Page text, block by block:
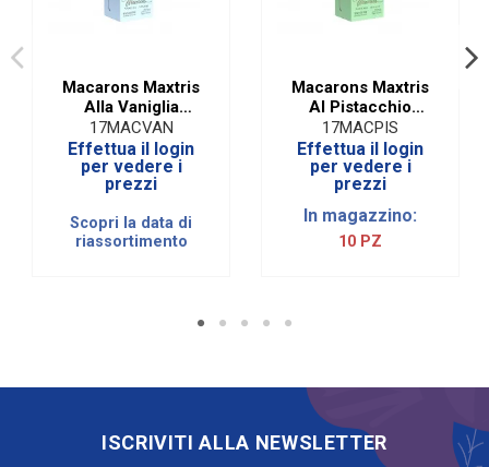
Macarons Maxtris
Alla Vaniglia
Celeste|5 PZ
17MACVAN
Effettua il login
per vedere i
prezzi
Scopri la data di
riassortimento
Macarons Maxtris
Al Pistacchio
Verde|5 PZ
17MACPIS
Effettua il login
per vedere i
prezzi
In magazzino:
10 PZ
ISCRIVITI ALLA NEWSLETTER